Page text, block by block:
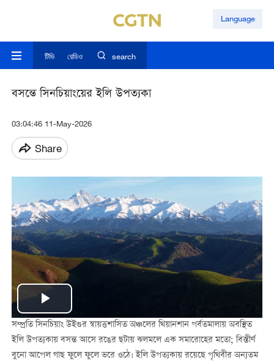
Language
টিভি রেডিও search
বসন্তে সিনচিয়াংয়ের ইলি উপত্যকা
03:04:46 11-May-2026
Share
Play
Video
সম্প্রতি সিনচিয়াং উইগুর স্বায়ত্তশাসিত অঞ্চলের থিয়ানশান পর্বতমালায় অবস্থিত
ইলি উপত্যকায় বসন্ত আসে রঙের ছটায় ঝলমলে এক সমারোহের মতো; বিস্তীর্ণ
বুনো আপেল গাছ ফুলে ফুলে ভরে ওঠে। ইলি উপত্যকায় রয়েছে পৃথিবীর অন্যতম